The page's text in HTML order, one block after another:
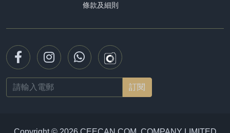
條款及細則
Email
address